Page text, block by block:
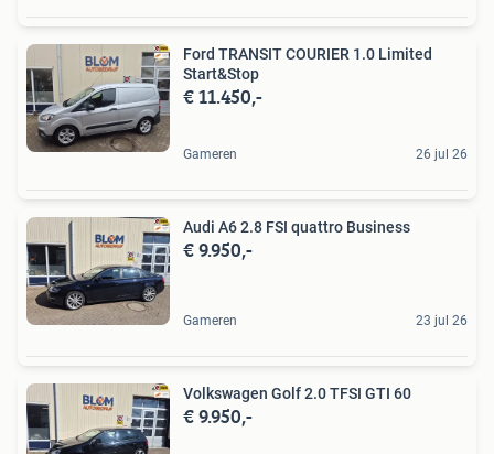
Ford TRANSIT COURIER 1.0 Limited
Start&Stop
€ 11.450,-
Gameren 26 jul 26
Audi A6 2.8 FSI quattro Business
€ 9.950,-
Gameren 23 jul 26
Volkswagen Golf 2.0 TFSI GTI 60
€ 9.950,-